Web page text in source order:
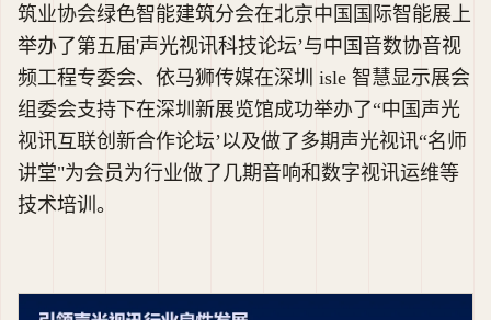
筑业协会绿色智能建筑分会在北京中国国际智能展上
举办了第五届'声光视讯科技论坛’与中国音数协音视
频工程专委会、依马狮传媒在深圳 isle 智慧显示展会
组委会支持下在深圳新展览馆成功举办了“中国声光
视讯互联创新合作论坛’以及做了多期声光视讯“名师
讲堂"为会员为行业做了几期音响和数字视讯运维等
技术培训。